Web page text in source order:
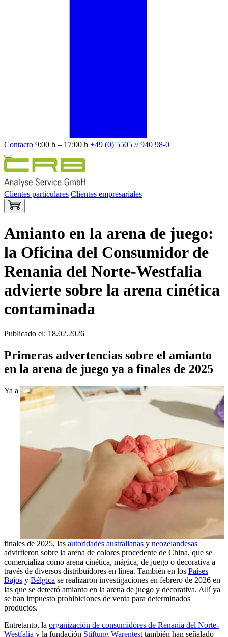
Contacto 9:00 h – 17:00 h +49 (0) 5505 // 940 98-0
Clientes particulares Clientes empresariales
Amianto en la arena de juego:
la Oficina del Consumidor de
Renania del Norte-Westfalia
advierte sobre la arena cinética
contaminada
Publicado el: 18.02.2026
Primeras advertencias sobre el amianto
en la arena de juego ya a finales de 2025
Ya a
finales de 2025, las autoridades australianas y neozelandesas
advirtieron sobre la arena de colores procedente de China, que se
comercializa como arena cinética, mágica, de juego o decorativa a
través de diversos distribuidores en línea. También en los Países
Bajos y Bélgica se realizaron investigaciones en febrero de 2026 en
las que se detectó amianto en la arena de juego y decorativa. Allí ya
se han impuesto prohibiciones de venta para determinados
productos.
Entretanto, la organización de consumidores de Renania del Norte-
Westfalia y la fundación Stiftung Warentest también han señalado